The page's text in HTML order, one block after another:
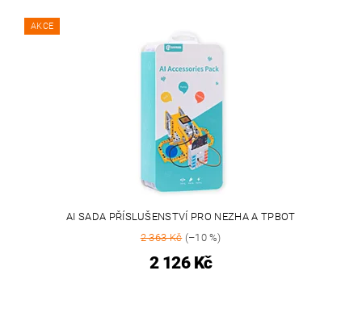
AKCE
AI SADA PŘÍSLUŠENSTVÍ PRO NEZHA A TPBOT
2 363 Kč(–10 %)
2 126 Kč